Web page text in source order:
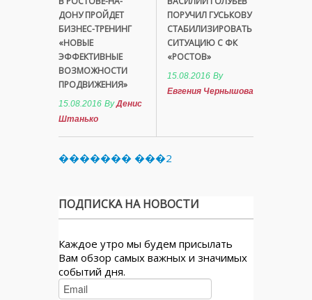
ДОНУ ПРОЙДЕТ
БИЗНЕС-ТРЕНИНГ
«НОВЫЕ
ЭФФЕКТИВНЫЕ
ВОЗМОЖНОСТИ
ПРОДВИЖЕНИЯ»
15.08.2016 ByДенис
Штанько
ПОРУЧИЛ ГУСЬКОВУ
СТАБИЛИЗИРОВАТЬ
СИТУАЦИЮ С ФК
«РОСТОВ»
15.08.2016 By
Евгения Чернышова
������� ���2
ПОДПИСКА НА НОВОСТИ
Каждое утро мы будем присылать
Вам обзор самых важных и значимых
событий дня.